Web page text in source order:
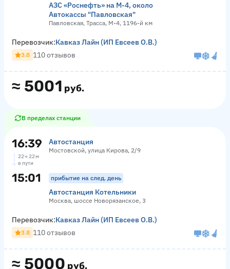
АЗС «Роснефть» на М-4, около
Автокассы "Павловская"
Павловская, Трасса, М-4, 1196-й км
≈ 5001 руб.
Перевозчик:Кавказ Лайн (ИП Евсеев О.В.)
3.8 110 отзывов
В пределах станции
16:39 Автостанция
Мостовской, улица Кирова, 2/9
22 ч 22 м
в пути
15:01 прибытие на след. день
Автостанция Котельники
Москва, шоссе Новорязанское, 3
≈ 5000 руб.
Перевозчик:Кавказ Лайн (ИП Евсеев О.В.)
3.8 110 отзывов